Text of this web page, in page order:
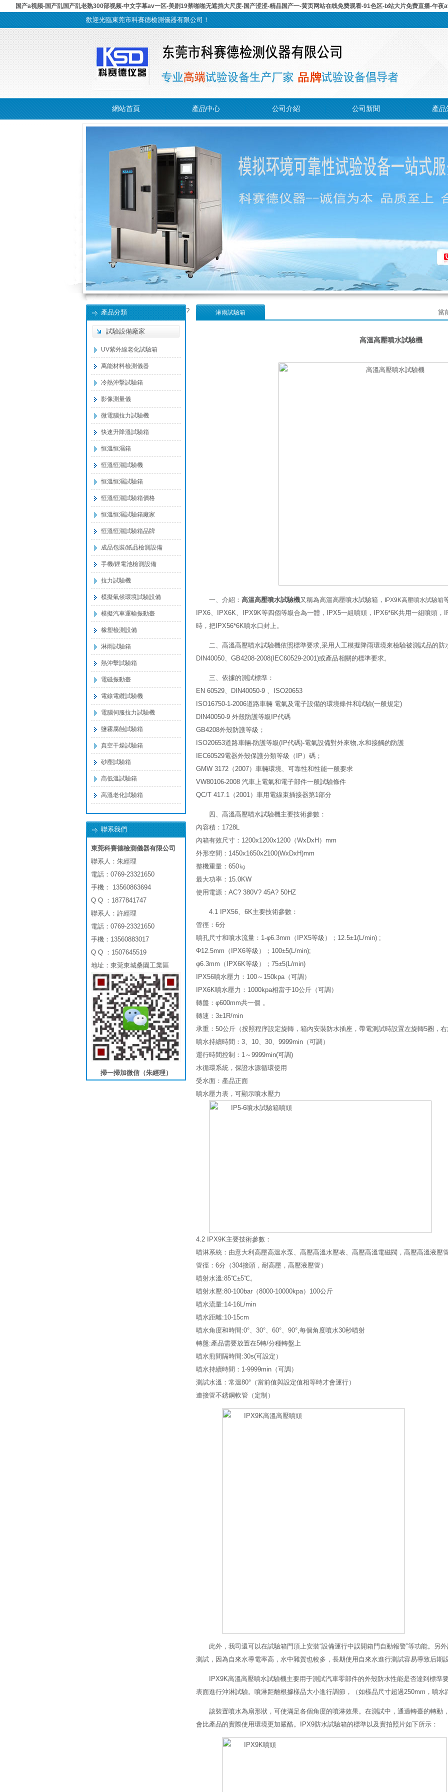
国产a视频-国产乱国产乱老熟300部视频-中文字幕av一区-美剧19禁啪啪无遮挡大尺度-国产涩涩-精品国产一-黄页网站在线免费观看-91色区-b站大片免费直播-午
歡迎光臨東莞市科賽德檢測儀器有限公司！
網站首頁 產品中心 公司介紹 公司新聞 產品
淋雨試驗箱 當
高溫高壓噴水試驗機
一、介紹： 高溫高壓噴水試驗機又稱為高溫高壓噴水試驗箱， IPX9K高壓噴水試驗箱
IPX6、IPX6K、IPX9K等四個等級合為一體，IPX5一組噴頭，IPX6*6K共用一組噴頭
時，把IPX56*6K噴水口封上。
二、高溫高壓噴水試驗機依照標準要求,采用人工模擬降雨環境來檢驗被測試品的
DIN40050、GB4208-2008(IEC60529-2001)或產品相關的標準要求。
三、依據的測試標準：
EN 60529、DIN40050-9 、ISO20653
ISO16750-1-2006道路車輛 電氣及電子設備的環境條件和試驗(一般規定)
DIN40050-9 外殼防護等級IP代碼
GB4208外殼防護等級；
ISO20653道路車輛-防護等級(IP代碼)-電氣設備對外來物,水和接觸的防護
IEC60529電器外殼保護分類等級（IP）碼；
GMW 3172（2007）車輛環境、可靠性和性能一般要求
VW80106-2008 汽車上電氣和電子部件一般試驗條件
QC/T 417.1（2001）車用電線束插接器第1部分
四、高溫高壓噴水試驗機主要技術參數：
內容積：1728L
內箱有效尺寸：1200x1200x1200（WxDxH）mm
外形空間：1450x1650x2100(WxDxH)mm
整機重量：650㎏
最大功率：15.0KW
使用電源：AC? 380V? 45A? 50HZ
4.1 IPX56、6K主要技術參數：
管徑：6分
噴孔尺寸和噴水流量：1-φ6.3mm（IPX5等級）；12.5±1(L/min) ;
Φ12.5mm（IPX6等級）；100±5(L/min);
φ6.3mm（IPX6K等級）；75±5(L/min)
IPX56噴水壓力：100～150kpa（可調）
IPX6K噴水壓力：1000kpa相當于10公斤（可調）
轉盤：φ600mm共一個 。
轉速：3±1R/min
承重：50公斤（按照程序設定旋轉，箱內安裝防水插座，帶電測試時設置左旋轉5圈，
噴水持續時間：3、10、30、9999min（可調）
運行時間控制：1～9999min(可調)
水循環系統，保證水源循環使用
受水面：產品正面
噴水壓力表，可顯示噴水壓力
4.2 IPX9K主要技術參數：
噴淋系統：由意大利高壓高溫水泵、高壓高溫水壓表、高壓高溫電磁閥，高壓高溫液壓
管徑：6分（304接頭，耐高壓，高壓液壓管）
噴射水溫:85℃±5℃。
噴射水壓:80-100bar（8000-10000kpa）100公斤
噴水流量:14-16L/min
噴水距離:10-15cm
噴水角度和時間:0°、30°、60°、90°,每個角度噴水30秒噴射
轉盤:產品需要放置在5轉/分種轉盤上
噴水煎間隔時間:30s(可設定）
噴水持續時間：1-9999min（可調）
測試水溫：常溫80°（當前值與設定值相等時才會運行）
連接管不銹鋼軟管（定制）
此外，我司還可以在試驗箱門頂上安裝“設備運行中誤開箱門自動報警”等功能。另
測試，因為自來水導電率高，水中雜質也較多，長期使用自來水進行測試容易導致后期
IPX9K高溫高壓噴水試驗機主要用于測試汽車零部件的外殼防水性能是否達到標準
表面進行沖淋試驗。噴淋距離根據樣品大小進行調節，（如樣品尺寸超過250mm，噴水
該裝置噴水為扇形狀，可使滿足各個角度的噴淋效果。在測試中，通過轉臺的轉動
會比產品的實際使用環境更加嚴酷。IPX9防水試驗箱的標準以及實拍照片如下所示：
?
產品分類
試驗設備廠家
UV紫外線老化試驗箱
萬能材料檢測儀器
冷熱沖擊試驗箱
影像測量儀
微電腦拉力試驗機
快速升降溫試驗箱
恒溫恒濕箱
恒溫恒濕試驗機
恒溫恒濕試驗箱
恒溫恒濕試驗箱價格
恒溫恒濕試驗箱廠家
恒溫恒濕試驗箱品牌
成品包裝/紙品檢測設備
手機/鋰電池檢測設備
拉力試驗機
模擬氣候環境試驗設備
模擬汽車運輸振動臺
橡塑檢測設備
淋雨試驗箱
熱沖擊試驗箱
電磁振動臺
電線電纜試驗機
電腦伺服拉力試驗機
鹽霧腐蝕試驗箱
真空干燥試驗箱
砂塵試驗箱
高低溫試驗箱
高溫老化試驗箱
聯系我們
東莞科賽德檢測儀器有限公司
聯系人：朱經理
電話：0769-23321650
手機： 13560863694
Q Q ：1877841747
聯系人：許經理
電話：0769-23321650
手機：13560883017
Q Q ：1507645519
地址：東莞東城桑園工業區
掃一掃加微信（朱經理）